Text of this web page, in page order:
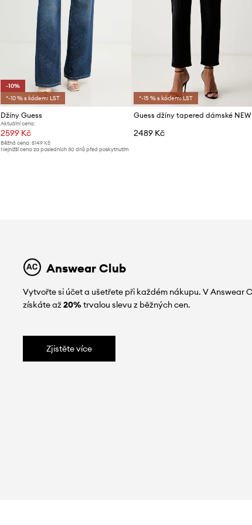
-10%
*-10 % s kódem: LST
Džíny Guess
Aktuální cena:
2599 Kč
Běžná cena: 5149 Kč
Nejnižší cena za posledních 30 dnů před poskytnutím
*-15 % s kódem: LST
2489 Kč
Answear Club
Vytvořte si účet a ušetřete při každém nákupu. V Answear
získáte až20%trvalou slevu z běžných cen.
Zjistěte více